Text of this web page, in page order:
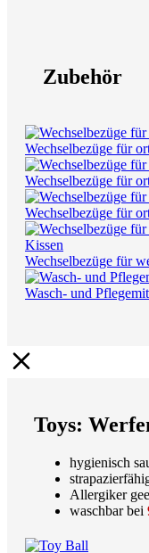
Zubehör
Wechselbezüge für
Wechselbezüge für
Wechselbezüge für
Wechselbezüge für
Wasch- und
Toys:
hygienisch
Allergiker
waschbar bei